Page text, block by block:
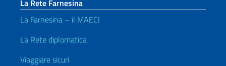
La Rete Farnesina
La Farnesina – il MAECI
La Rete diplomatica
Viaggiare sicuri